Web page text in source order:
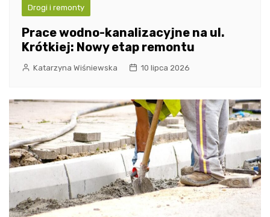
Drogi i remonty
Prace wodno-kanalizacyjne na ul.
Krótkiej: Nowy etap remontu
Katarzyna Wiśniewska 10 lipca 2026